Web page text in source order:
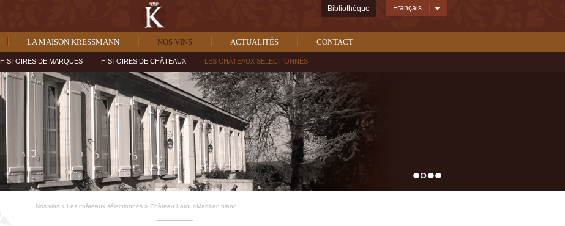
Bibliothèque
LA MAISON KRESSMANN NOS VINS ACTUALITÉS CONTACT
HISTOIRES DE MARQUES HISTOIRES DE CHÂTEAUX LES CHÂTEAUX SÉLECTIONNÉS
Nos vins » Les châteaux sélectionnés » Château Latour-Martillac blanc